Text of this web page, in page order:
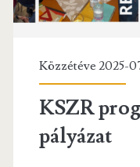
Közzétéve 2025-
KSZR
pályázat